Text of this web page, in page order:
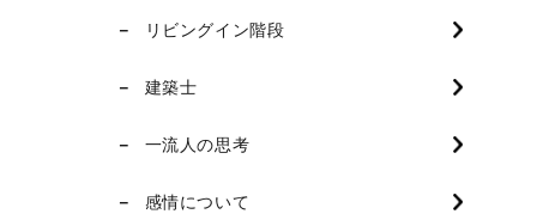
リビングイン階段
建築士
一流人の思考
感情について